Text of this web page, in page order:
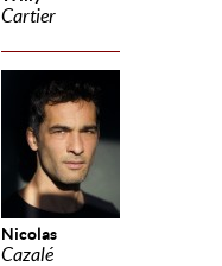
Cartier
Nicolas
Cazalé